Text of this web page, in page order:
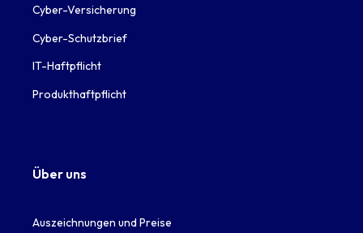
Cyber-Versicherung
Cyber-Schutzbrief
IT-Haftpflicht
Produkthaftpflicht
Über uns
Auszeichnungen und Preise